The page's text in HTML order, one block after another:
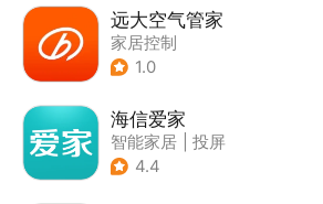
远大空气管家
家居控制
1.0
海信爱家
智能家居
投屏
4.4